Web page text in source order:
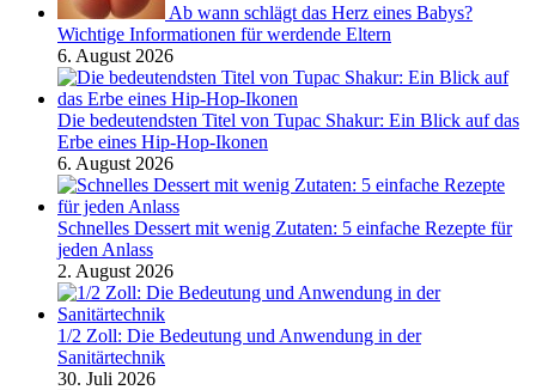
Ab wann schlägt das Herz eines Babys?
Wichtige Informationen für werdende Eltern
6. August 2026
Die bedeutendsten Titel von Tupac Shakur: Ein Blick auf das
Erbe eines Hip-Hop-Ikonen
6. August 2026
Schnelles Dessert mit wenig Zutaten: 5 einfache Rezepte für
jeden Anlass
2. August 2026
1/2 Zoll: Die Bedeutung und Anwendung in der
Sanitärtechnik
30. Juli 2026